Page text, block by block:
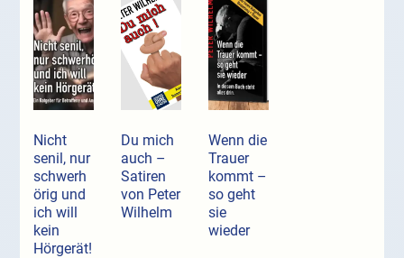
Nicht
senil, nur
schwerh
örig und
ich will
kein
Hörgerät!
Du mich
auch –
Satiren
von Peter
Wilhelm
Wenn die
Trauer
kommt –
so geht
sie
wieder